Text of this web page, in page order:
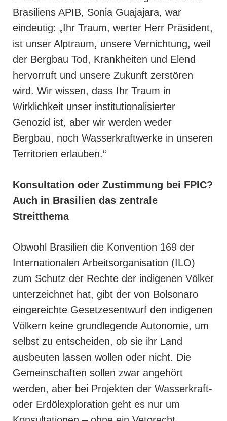
Brasiliens APIB, Sonia Guajajara, war
eindeutig: „Ihr Traum, werter Herr Präsident,
ist unser Alptraum, unsere Vernichtung, weil
der Bergbau Tod, Krankheiten und Elend
hervorruft und unsere Zukunft zerstören
wird. Wir wissen, dass Ihr Traum in
Wirklichkeit unser institutionalisierter
Genozid ist, aber wir werden weder
Bergbau, noch Wasserkraftwerke in unseren
Territorien erlauben.“
Konsultation oder Zustimmung bei FPIC?
Auch in Brasilien das zentrale
Streitthema
Obwohl Brasilien die Konvention 169 der
Internationalen Arbeitsorganisation (ILO)
zum Schutz der Rechte der indigenen Völker
unterzeichnet hat, gibt der von Bolsonaro
eingereichte Gesetzesentwurf den indigenen
Völkern keine grundlegende Autonomie, um
selbst zu entscheiden, ob sie ihr Land
ausbeuten lassen wollen oder nicht. Die
Gemeinschaften sollen zwar angehört
werden, aber bei Projekten der Wasserkraft-
oder Erdölexploration geht es nur um